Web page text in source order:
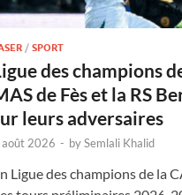
/SPORT
des champions
de Fès et la RS
leurs adversaires
2026 - bySemlali Khalid
Ligue des champions de la